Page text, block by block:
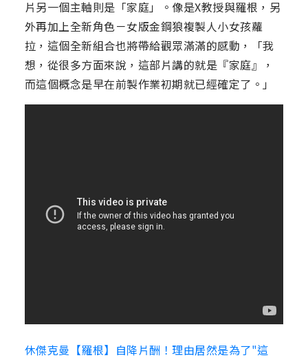
片另一個主軸則是「家庭」。像是X教授與羅根，另
外再加上全新角色－女版金鋼狼複製人小女孩蘿
拉，這個全新組合也將帶給觀眾滿滿的感動，「我
想，從很多方面來說，這部片講的就是『家庭』，
而這個概念是早在前製作業初期就已經確定了。」
休傑克曼【羅根】自降片酬！理由居然是為了"這